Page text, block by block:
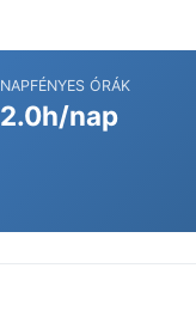
NAPFÉNYES ÓRÁK
2.0h/nap